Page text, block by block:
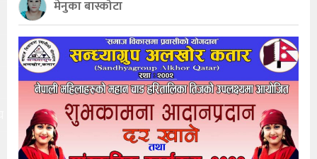
मेनुका बास्कोटा